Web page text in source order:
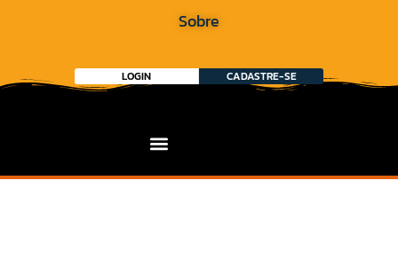
Sobre
LOGIN CADASTRE-SE